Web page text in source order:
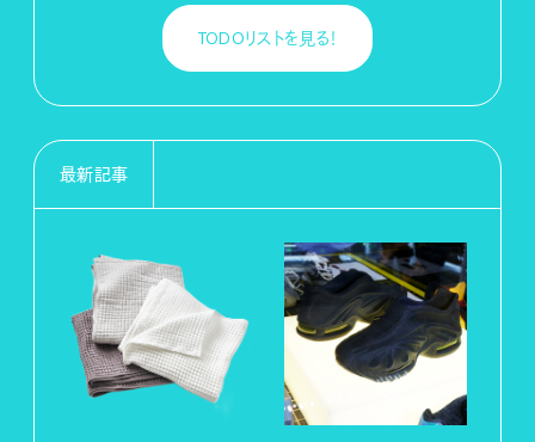
TODOリストを見る！
最新記事